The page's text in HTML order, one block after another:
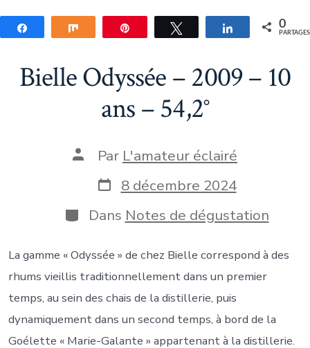
Partagez Partagez Tweetez Partagez 0
PARTAGES
Bielle Odyssée – 2009 – 10
ans – 54,2°
Auteur
publication
Par L'amateur éclairé
Date
de
publication
8 décembre 2024
Catégories
Dans Notes de dégustation
La gamme « Odyssée » de chez Bielle correspond à des
rhums vieillis traditionnellement dans un premier
temps, au sein des chais de la distillerie, puis
dynamiquement dans un second temps, à bord de la
Goélette « Marie-Galante » appartenant à la distillerie.